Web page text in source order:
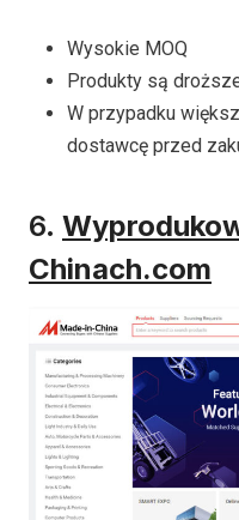
Wysokie MOQ
Produkty są
W przypadku
dostawcę przed
6.
Chinach.com